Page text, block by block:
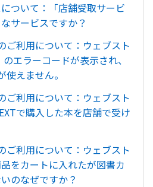
ついて：「店舗受取サービ
サービスですか？
ご利用について：ウェブスト
エラーコードが表示され、
使えません。
ご利用について：ウェブスト
で購入した本を店舗で受け
ご利用について：ウェブスト
をカートに入れたが図書カ
のなぜですか？